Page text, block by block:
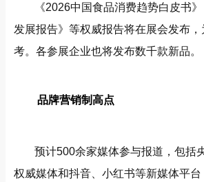
《2026中国食品消费趋势白皮书
发展报告》等权威报告将在展会发布
考。各参展企业也将发布数千款新品。
品牌营销制高点
预计500余家媒体参与报道，包括
权威媒体和抖音、小红书等新媒体平